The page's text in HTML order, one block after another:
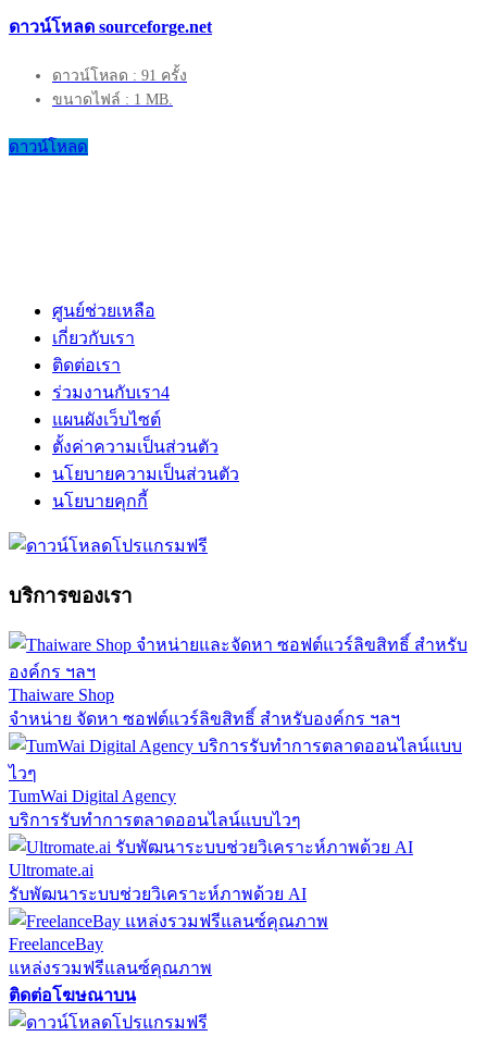
ดาวน์โหลด sourceforge.net
ดาวน์โหลด : 91 ครั้ง
ขนาดไฟล์ : 1 MB.
ดาวน์โหลด
ศูนย์ช่วยเหลือ
เกี่ยวกับเรา
ติดต่อเรา
ร่วมงานกับเรา4
แผนผังเว็บไซต์
ตั้งค่าความเป็นส่วนตัว
นโยบายความเป็นส่วนตัว
นโยบายคุกกี้
บริการของเรา
Thaiware Shop
จำหน่าย จัดหา ซอฟต์แวร์ลิขสิทธิ์ สำหรับองค์กร ฯลฯ
TumWai Digital Agency
บริการรับทำการตลาดออนไลน์แบบไวๆ
Ultromate.ai
รับพัฒนาระบบช่วยวิเคราะห์ภาพด้วย AI
FreelanceBay
แหล่งรวมฟรีแลนซ์คุณภาพ
ติดต่อโฆษณาบน